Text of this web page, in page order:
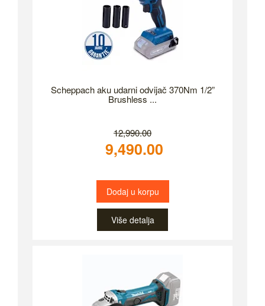
Scheppach aku udarni odvijač 370Nm 1/2”
Brushless ...
12,990.00
9,490.00
Dodaj u korpu
Više detalja